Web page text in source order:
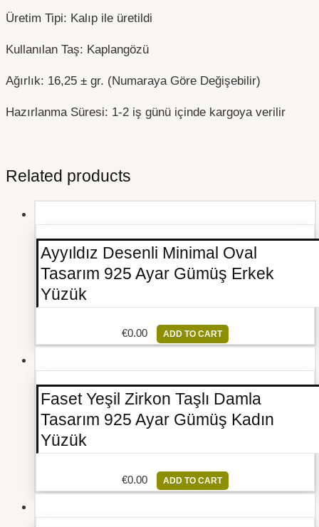
Üretim Tipi: Kalıp ile üretildi
Kullanılan Taş: Kaplangözü
Ağırlık: 16,25 ± gr. (Numaraya Göre Değişebilir)
Hazırlanma Süresi: 1-2 iş günü içinde kargoya verilir
Related products
Ayyıldız Desenli Minimal Oval
Tasarım 925 Ayar Gümüş Erkek
Yüzük
€0.00 ADD TO CART
Faset Yeşil Zirkon Taşlı Damla
Tasarım 925 Ayar Gümüş Kadın
Yüzük
€0.00 ADD TO CART